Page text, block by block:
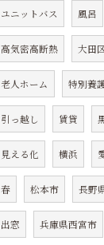
ユニットバス 風呂
高気密高断熱 大田
老人ホーム 特別養
引っ越し 賃貸
見える化 横浜
春 松本市 長野
出窓 兵庫県西宮市